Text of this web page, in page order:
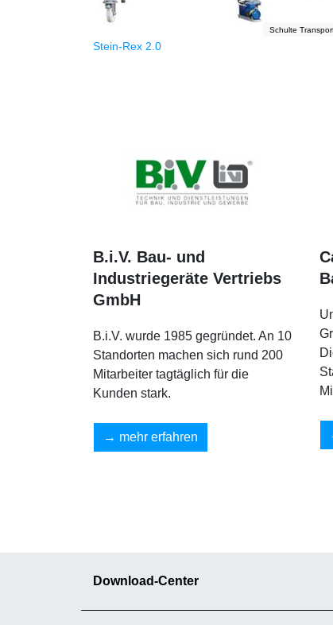
Schulte
Stein-Rex 2.0
B.i.V. Bau- und
Industriegeräte Vertriebs
GmbH
B.i.V. wurde 1985 gegründet. An 10
Standorten machen sich rund 200
Mitarbeiter tagtäglich für die
Kunden stark.
mehr erfahren
Download-Center